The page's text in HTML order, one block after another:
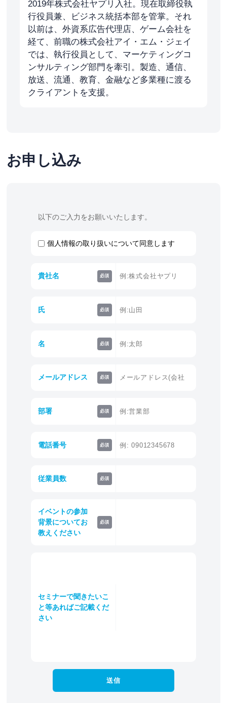
2019年株式会社ヤプリ入社。現在取締役執
行役員兼、ビジネス統括本部を管掌。それ
以前は、外資系広告代理店、ゲーム会社を
経て、前職の株式会社アイ・エム・ジェイ
では、執行役員として、マーケティングコ
ンサルティング部門を牽引。製造、通信、
放送、流通、教育、金融など多業種に渡る
クライアントを支援。
お申し込み
以下のご入力をお願いいたします。
個人情報の取り扱いについて同意します
貴社名 必須
氏 必須
名 必須
メールアドレス 必須
部署 必須
電話番号 必須
従業員数 必須
イベントの参加
背景についてお
教えください
必須
セミナーで聞きたいこ
と等あればご記載くだ
さい